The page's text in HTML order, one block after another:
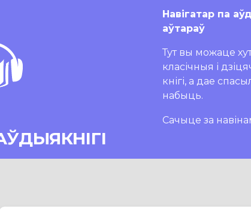
Навігатар па
аўтараў
Тут вы можаце
класічныя і
кнігі, а дае
набыць.
Сачыце за